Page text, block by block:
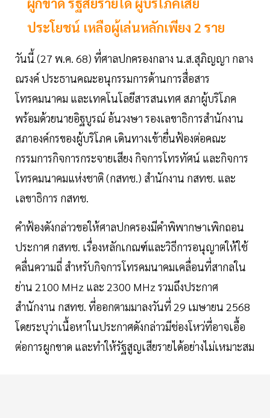
ประโยชน์ เหลือผู้เล่นหลักเพียง 2 ราย
วันนี้ (27 พ.ค. 68) ที่ศาลปกครองกลาง น.ส.สุภิญญา กลาง
ณรงค์ ประธานคณะอนุกรรมการด้านการสื่อสาร
โทรคมนาคม และเทคโนโลยีสารสนเทศ สภาผู้บริโภค
พร้อมด้วยนายอิฐบูรณ์ อ้นวงษา รองเลขาธิการสำนักงาน
สภาองค์กรของผู้บริโภค เดินทางเข้ายื่นฟ้องต่อคณะ
กรรมการกิจการกระจายเสียง กิจการโทรทัศน์ และกิจการ
โทรคมนาคมแห่งชาติ (กสทช.) สำนักงาน กสทช. และ
เลขาธิการ กสทช.
คำฟ้องดังกล่าวขอให้ศาลปกครองมีคำพิพากษาเพิกถอน
ประกาศ กสทช. เรื่องหลักเกณฑ์และวิธีการอนุญาตให้ใช้
คลื่นความถี่ สำหรับกิจการโทรคมนาคมเคลื่อนที่สากลใน
ย่าน 2100 MHz และ 2300 MHz รวมถึงประกาศ
สำนักงาน กสทช. ที่ออกตามมาลงวันที่ 29 เมษายน 2568
โดยระบุว่าเนื้อหาในประกาศดังกล่าวมีช่องโหว่ที่อาจเอื้อ
ต่อการผูกขาด และทำให้รัฐสูญเสียรายได้อย่างไม่เหมาะสม